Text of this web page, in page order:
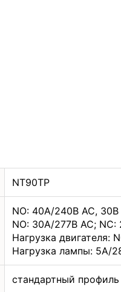
NT90TP
NO: 40A/240В АС,
NO: 30А/277В АС;
Нагрузка двигателя:
Нагрузка лампы: 5А/
стандартный профиль